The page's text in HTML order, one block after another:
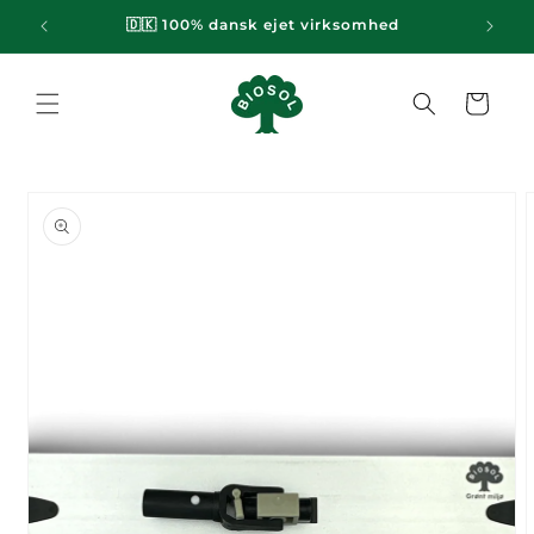
Gå til
indhold
🇩🇰 100% dansk ejet virksomhed
Indkøbskurv